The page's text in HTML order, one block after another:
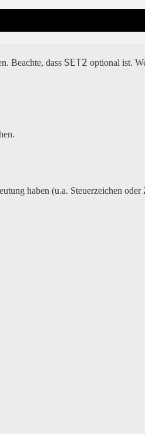
Beachte, dass SET2 optional ist.
haben (u.a. Steuerzeichen